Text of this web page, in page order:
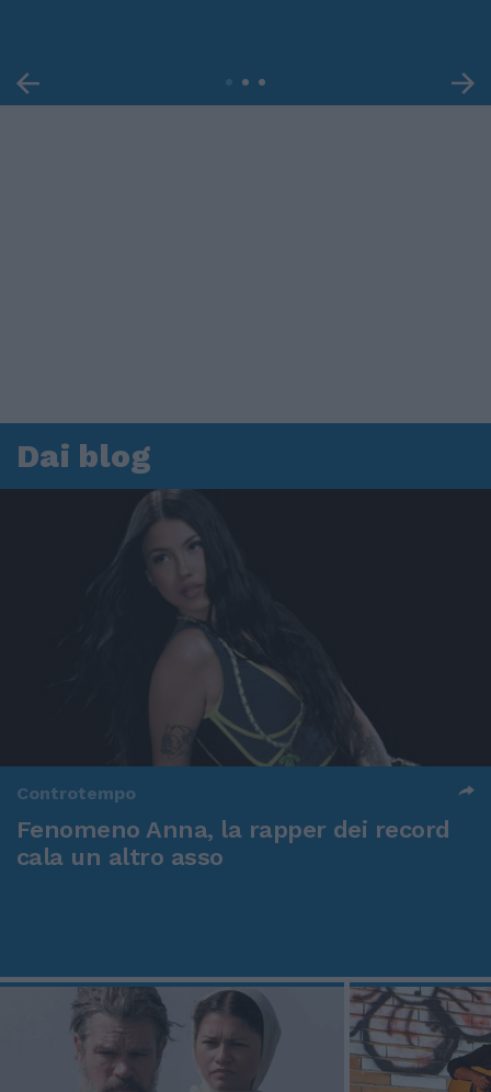
Dai blog
Controtempo
Fenomeno Anna, la rapper dei record
cala un altro asso